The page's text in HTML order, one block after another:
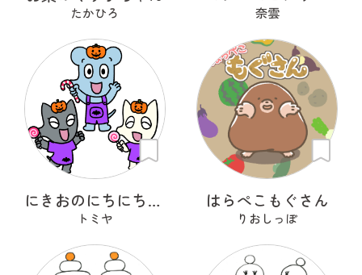
たかひろ 奈雲
にきおのにちにち・ハロウィン
トミヤ
はらぺこもぐさん
りおしっぽ